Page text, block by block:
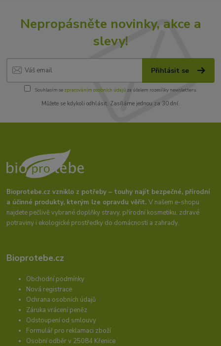
Nepropásněte novinky, akce a
slevy!
Přihlásit se
Souhlasím se zpracováním osobních údajůza účelem rozesílky newsletteru.
Můžete se kdykoli odhlásit. Zasíláme jednou za 30 dní.
Bioprotebe.cz vzniklo z potřeby – touhy najít bezpečné, přírodní
a účinné produkty, kterým lze opravdu věřit.V našem e-shopu
najdete pečlivě vybrané doplňky stravy, přírodní kosmetiku, zdravé
potraviny i ekologické prostředky do domácnosti a zahrady.
Bioprotebe.cz
Obchodní podmínky
Nová registrace
Ochrana osobních údajů
Záruka vrácení peněz
Odstoupení od smlouvy
Formulář pro reklamaci zboží
Osobní odběr v 25084 Křenice